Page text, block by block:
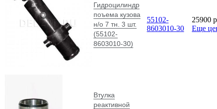
Гидроцилиндр
поъема кузова
н/о 7 тн. 3 шт.
(55102-
8603010-30)
55102-
8603010-30
25900 p
Еще
Втулка
реактивной